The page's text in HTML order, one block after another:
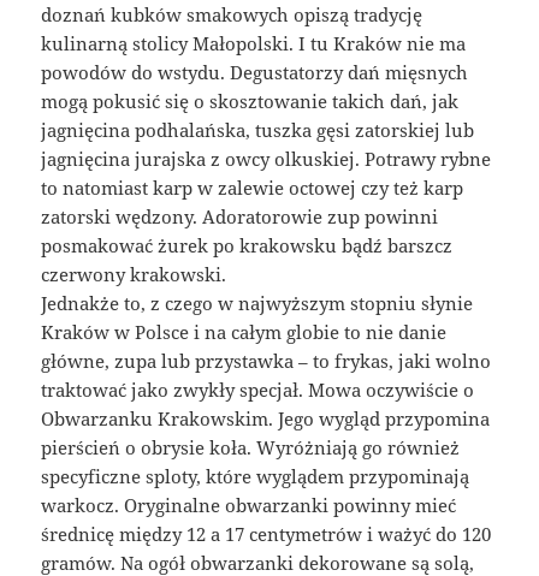
doznań kubków smakowych opiszą tradycję
kulinarną stolicy Małopolski. I tu Kraków nie ma
powodów do wstydu. Degustatorzy dań mięsnych
mogą pokusić się o skosztowanie takich dań, jak
jagnięcina podhalańska, tuszka gęsi zatorskiej lub
jagnięcina jurajska z owcy olkuskiej. Potrawy rybne
to natomiast karp w zalewie octowej czy też karp
zatorski wędzony. Adoratorowie zup powinni
posmakować żurek po krakowsku bądź barszcz
czerwony krakowski.
Jednakże to, z czego w najwyższym stopniu słynie
Kraków w Polsce i na całym globie to nie danie
główne, zupa lub przystawka – to frykas, jaki wolno
traktować jako zwykły specjał. Mowa oczywiście o
Obwarzanku Krakowskim. Jego wygląd przypomina
pierścień o obrysie koła. Wyróżniają go również
specyficzne sploty, które wyglądem przypominają
warkocz. Oryginalne obwarzanki powinny mieć
średnicę między 12 a 17 centymetrów i ważyć do 120
gramów. Na ogół obwarzanki dekorowane są solą,